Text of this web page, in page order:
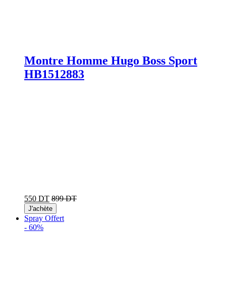
Montre Homme Hugo Boss Sport
HB1512883
550 DT 899 DT
J'achète
Spray Offert
- 60%